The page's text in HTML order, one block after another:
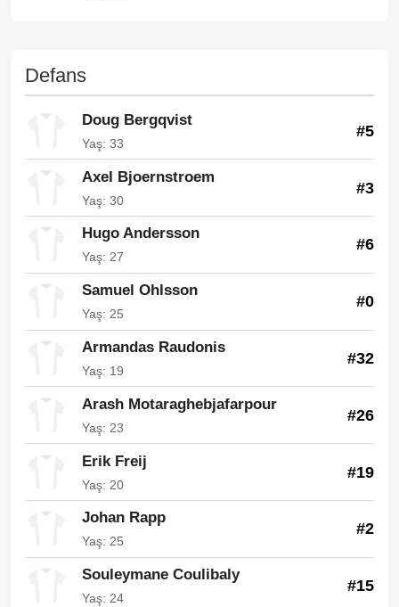
Defans
Doug Bergqvist
Yaş: 33
#5
Axel Bjoernstroem
Yaş: 30
#3
Hugo Andersson
Yaş: 27
#6
Samuel Ohlsson
Yaş: 25
#0
Armandas Raudonis
Yaş: 19
#32
Arash Motaraghebjafarpour
Yaş: 23
#26
Erik Freij
Yaş: 20
#19
Johan Rapp
Yaş: 25
#2
Souleymane Coulibaly
Yaş: 24
#15